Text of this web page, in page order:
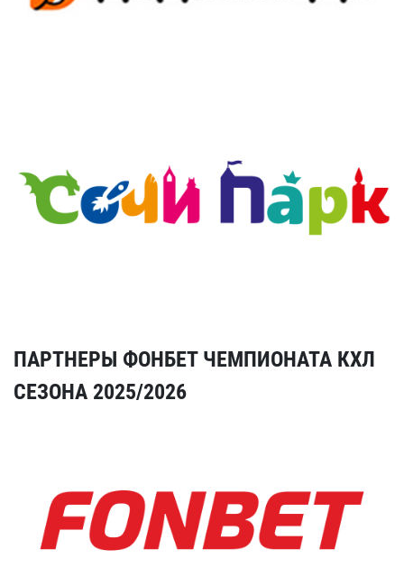
ПАРТНЕРЫ ФОНБЕТ ЧЕМПИОНАТА КХЛ
СЕЗОНА 2025/2026